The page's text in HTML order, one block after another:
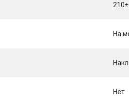
На
Нет